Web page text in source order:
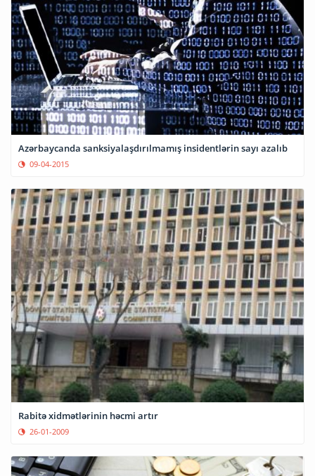
Azərbaycanda sanksiyalaşdırılmamış insidentlərin sayı azalıb
09-04-2015
Rabitə xidmətlərinin həcmi artır
26-01-2009